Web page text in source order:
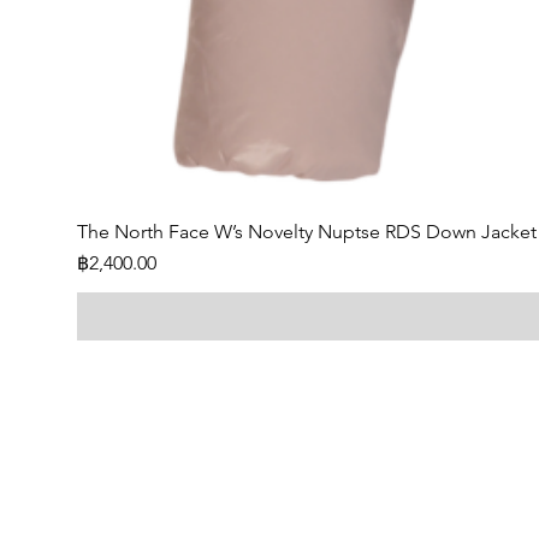
The North Face W’s Novelty Nuptse RDS Down Jacket
Price
฿2,400.00